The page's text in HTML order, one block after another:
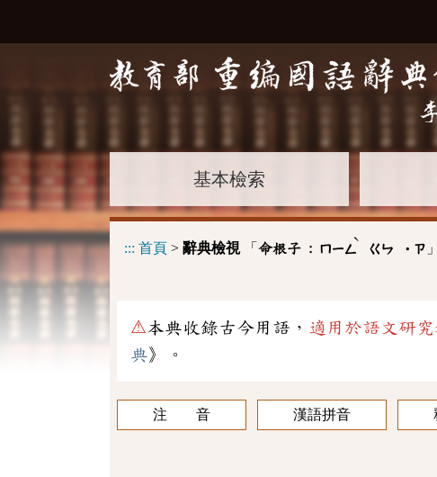
基本檢索
::: 首頁 > 辭典檢視「 命根子 : ㄇㄧㄥ
ˋ
ㄍㄣ ˙ㄗ 」
⚠本典收錄古今用語， 適用於語文研究
典》。
注 音 漢語拼音